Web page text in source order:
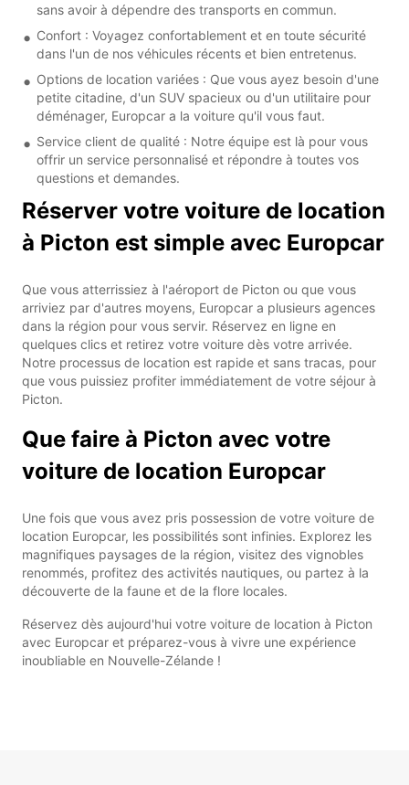
sans avoir à dépendre des transports en commun.
Confort : Voyagez confortablement et en toute sécurité
dans l'un de nos véhicules récents et bien entretenus.
Options de location variées : Que vous ayez besoin d'une
petite citadine, d'un SUV spacieux ou d'un utilitaire pour
déménager, Europcar a la voiture qu'il vous faut.
Service client de qualité : Notre équipe est là pour vous
offrir un service personnalisé et répondre à toutes vos
questions et demandes.
Réserver votre voiture de location
à Picton est simple avec Europcar
Que vous atterrissiez à l'aéroport de Picton ou que vous
arriviez par d'autres moyens, Europcar a plusieurs agences
dans la région pour vous servir. Réservez en ligne en
quelques clics et retirez votre voiture dès votre arrivée.
Notre processus de location est rapide et sans tracas, pour
que vous puissiez profiter immédiatement de votre séjour à
Picton.
Que faire à Picton avec votre
voiture de location Europcar
Une fois que vous avez pris possession de votre voiture de
location Europcar, les possibilités sont infinies. Explorez les
magnifiques paysages de la région, visitez des vignobles
renommés, profitez des activités nautiques, ou partez à la
découverte de la faune et de la flore locales.
Réservez dès aujourd'hui votre voiture de location à Picton
avec Europcar et préparez-vous à vivre une expérience
inoubliable en Nouvelle-Zélande !